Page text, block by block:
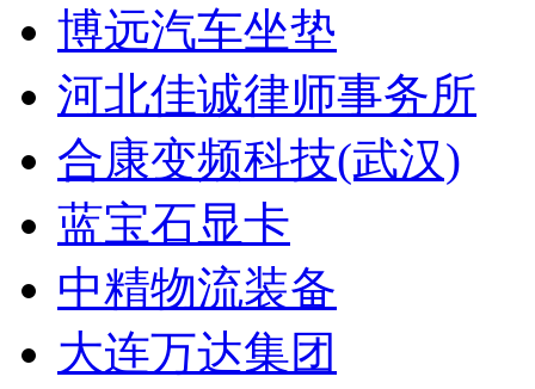
博远汽车坐垫
河北佳诚律师事务所
合康变频科技(武汉)
蓝宝石显卡
中精物流装备
大连万达集团